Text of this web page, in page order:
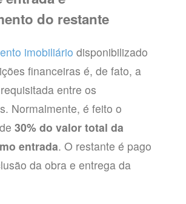
do restante
imobiliário disponibilizado
financeiras é, de fato, a
entre os
Normalmente, é feito o
30% do valor total da
entrada. O restante é pago
da obra e entrega da